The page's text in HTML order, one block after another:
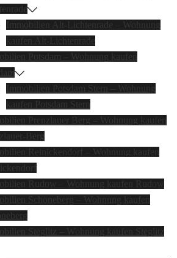
Immobilien Alt-Lichtenrade – Wohnung
kaufen Alt-Lichtenrade
Potsdam – Wohnung kaufen
Immobilien Potsdam Stern – Wohnung
kaufen Potsdam Stern
Prenzlauer Berg – Wohnung kaufen
Berg
Reinickendorf – Wohnung kaufen
Rudow – Wohnung kaufen Rudow
Schöneberg – Wohnung kaufen
Steglitz – Wohnung kaufen Steglitz